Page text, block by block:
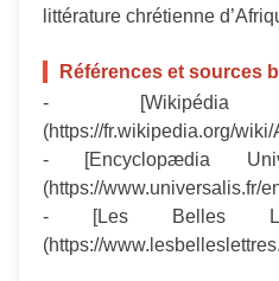
littérature chrétienne
Références et sources
-
(https://fr.wikipedia.org/wiki/
- [Encyclopædia
(https://www.universalis.fr/
- [Les Belles
(https://